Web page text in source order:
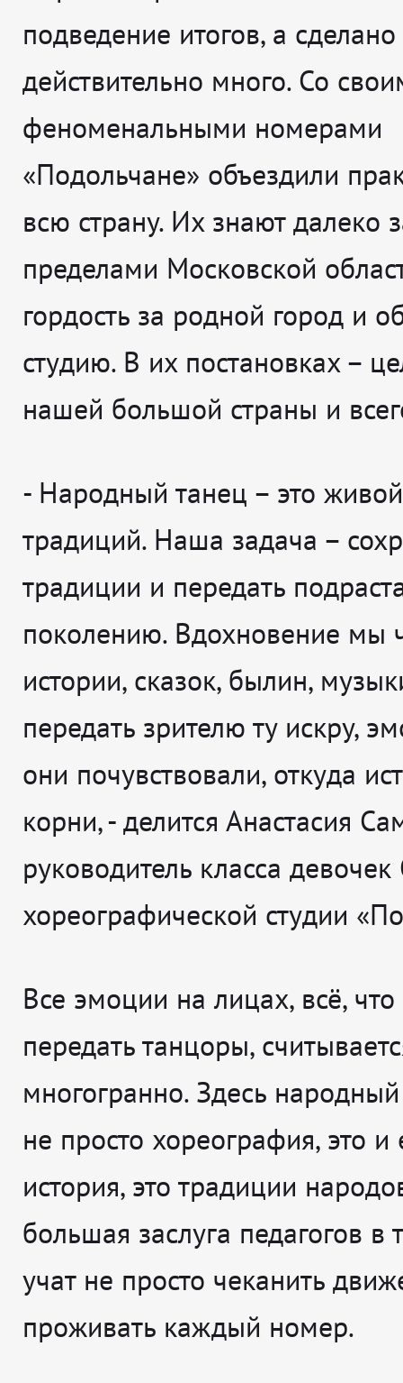
подведение итогов, а сделано
действительно много. Со
феноменальными номерами
«Подольчане» объездили
всю страну. Их знают далеко
пределами Московской
гордость за родной город и
студию. В их постановках –
нашей большой страны и
- Народный танец – это
традиций. Наша задача –
традиции и передать
поколению. Вдохновение мы
истории, сказок, былин,
передать зрителю ту искру,
они почувствовали, откуда
корни, - делится Анастасия
руководитель класса
хореографической студии
Все эмоции на лицах, всё, что
передать танцоры,
многогранно. Здесь
не просто хореография, это и
история, это традиции
большая заслуга педагогов в
учат не просто чеканить
проживать каждый номер.